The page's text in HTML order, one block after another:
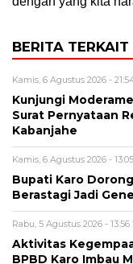
BERITA TERKAIT
Kamis, 6 Agustus 2026 -
Kunjungi
Surat Pernyataan
Kabanjahe
Kamis, 6 Agustus 2026 -
Bupati Karo
Berastagi Jadi
Rabu, 5 Agustus 2026 -
Aktivitas
BPBD Karo Imbau